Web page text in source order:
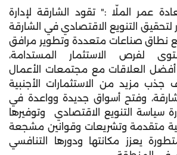
عمر الملّا :" تقود اﻟﺸﺎرﻗﺔ لإدارة
ﻟﺘﺤﻘﻴﻖ اﻟﺘﻨﻮﻳﻊ اﻻﻗﺘﺼﺎدي في الشارقة
ﻧﻄﺎق ﺻﻨﺎﻋﺎت ﻣﺘﻌﺪدة وﺗﻄﻮﻳﺮ ﻣﺮاﻓﻖ
ﻟﻔﺮص اﻻﺳﺘﺜﻤﺎر اﻟﻤﺴﺘﺪاﻣﺔ،
أفضل العلاقات مع مجتمعات الأعمال
جذب مزيد من الاستثمارات الأجنبية
وفتح أسواق جديدة وواعدة في
سياسة التنويع الاقتصادي وتوفيرها
متقدمة وتشريعات وقوانين مشجعة
يعزز مكانتها ودورها التنافسي